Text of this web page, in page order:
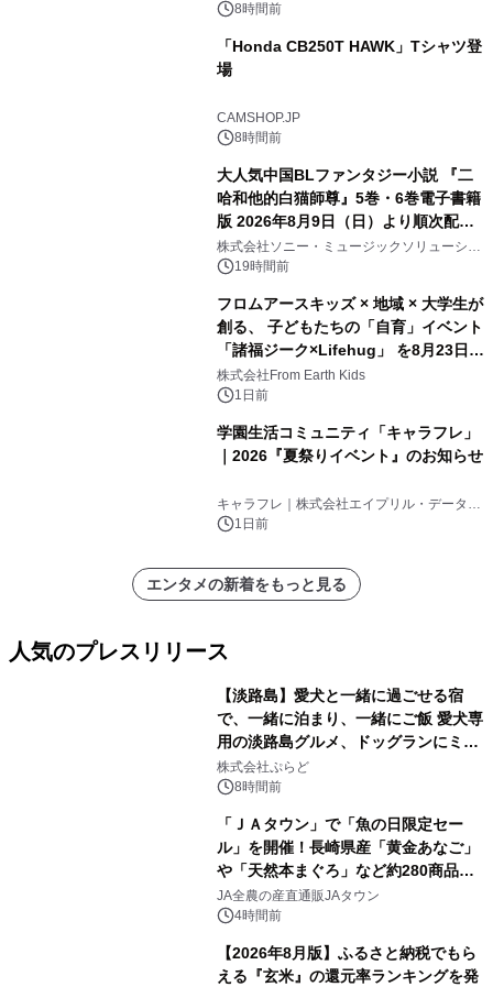
8時間前
「Honda CB250T HAWK」Tシャツ登
場
CAMSHOP.JP
8時間前
大人気中国BLファンタジー小説 『二
哈和他的白猫師尊』5巻・6巻電子書籍
版 2026年8月9日（日）より順次配信
開始
株式会社ソニー・ミュージックソリューショ
ンズ19時間前
フロムアースキッズ × 地域 × 大学生が
創る、 子どもたちの「自育」イベント
「諸福ジーク×Lifehug」 を8月23日
(日)開催
株式会社From Earth Kids
1日前
学園生活コミュニティ「キャラフレ」
｜2026『夏祭りイベント』のお知らせ
キャラフレ｜株式会社エイプリル・データ・
デザインズ
1日前
エンタメの新着をもっと見る
人気のプレスリリース
【淡路島】愛犬と一緒に過ごせる宿
で、一緒に泊まり、一緒にご飯 愛犬専
用の淡路島グルメ、ドッグランにミニ
プール グランピングとトレーラーハウ
スの2施設で
株式会社ぷらど
8時間前
「ＪＡタウン」で「魚の日限定セー
ル」を開催！長崎県産「黄金あなご」
や「天然本まぐろ」など約280商品を
販売！～毎月１０日の定例企画～
JA全農の産直通販JAタウン
4時間前
【2026年8月版】ふるさと納税でもら
える『玄米』の還元率ランキングを発